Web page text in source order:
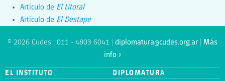
Artículo de El Litoral
Artículo de El Destape
© 2026 Cudes | 011 - 4803 6041 | diplomatura@cudes.org.ar
Más
info »
EL INSTITUTO
DIPLOMATURA